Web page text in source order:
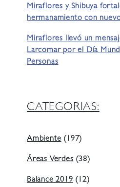
Miraflores y Shibuya
hermanamiento con
Miraflores llevó un
Larcomar por el Día
Personas
CATEGORIAS:
Ambiente (197)
Áreas Verdes (38)
Balance 2019 (12)